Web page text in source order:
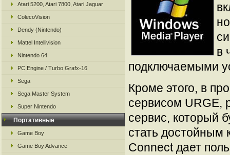
Atari 5200, Atari 7800, Atari Jaguar
ColecoVision
Dendy (Nintendo)
Mattel Intellivision
Nintendo 64
PC Engine / Turbo Grafx-16
Sega
Sega Master System
Super Nintendo
Портативные
Game Boy
Game Boy Advance
в
подключаемыми
Кроме этого, в
сервисом URGE,
сервис, который
стать достойным
Connect дает